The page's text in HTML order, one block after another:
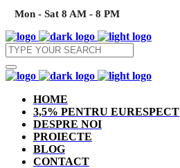
Mon - Sat 8 AM - 8 PM
HOME
3,5% PENTRU EURESPECT
DESPRE NOI
PROIECTE
BLOG
CONTACT